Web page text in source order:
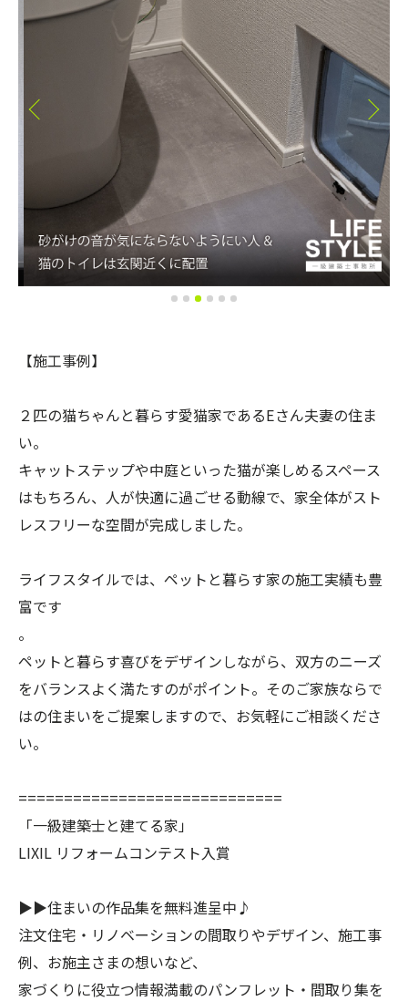
【施工事例】
２匹の猫ちゃんと暮らす愛猫家であるEさん夫妻の住ま
い。
キャットステップや中庭といった猫が楽しめるスペース
はもちろん、人が快適に過ごせる動線で、家全体がスト
レスフリーな空間が完成しました。
ライフスタイルでは、ペットと暮らす家の施工実績も豊
富です
。
ペットと暮らす喜びをデザインしながら、双方のニーズ
をバランスよく満たすのがポイント。そのご家族ならで
はの住まいをご提案しますので、お気軽にご相談くださ
い。
=============================
「一級建築士と建てる家」
LIXIL リフォームコンテスト入賞
▶▶住まいの作品集を無料進呈中♪
注文住宅・リノベーションの間取りやデザイン、施工事
例、お施主さまの想いなど、
家づくりに役立つ情報満載のパンフレット・間取り集を